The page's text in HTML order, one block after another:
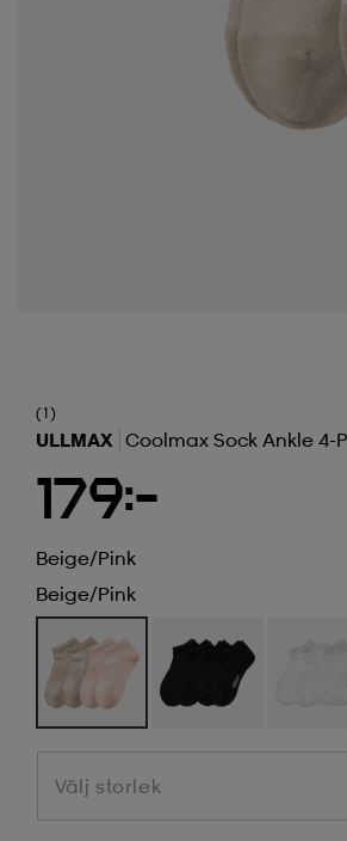
(1)
ULLMAX Coolmax Sock Ankle 4-P
179:-
Beige/pink
Beige/pink
Välj storlek
Välj storlek